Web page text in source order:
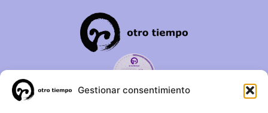
Gestionar consentimiento